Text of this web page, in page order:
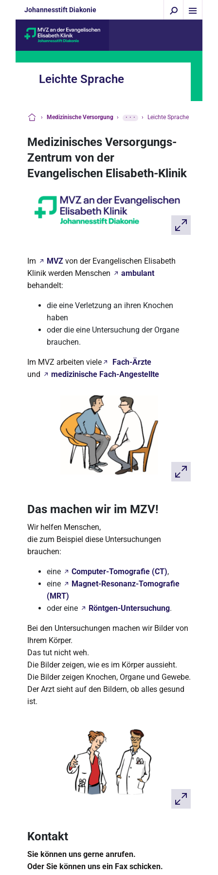
Johannesstift Diakonie
Leichte Sprache
› Medizinische Versorgung › ··· › Leichte Sprache
Medizinisches Versorgungs-
Zentrum von der
Evangelischen Elisabeth-Klinik
Im MVZ von der Evangelischen Elisabeth
Klinik werden Menschen
ambulant
behandelt:
die eine Verletzung an ihren Knochen
haben
oder die eine Untersuchung der Organe
brauchen.
Im MVZ arbeiten viele
Fach-Ärzte
und
medizinische Fach-Angestellte
Das machen wir im MZV!
Wir helfen Menschen,
die zum Beispiel diese Untersuchungen
brauchen:
eine Computer-Tomografie (CT),
eine
Magnet-Resonanz-Tomografie
(MRT)
oder eine
Röntgen-Untersuchung.
Bei den Untersuchungen machen wir Bilder von
Ihrem Körper.
Das tut nicht weh.
Die Bilder zeigen, wie es im Körper aussieht.
Die Bilder zeigen Knochen, Organe und Gewebe.
Der Arzt sieht auf den Bildern, ob alles gesund
ist.
Kontakt
Sie können uns gerne anrufen.
Oder Sie können uns ein Fax schicken.